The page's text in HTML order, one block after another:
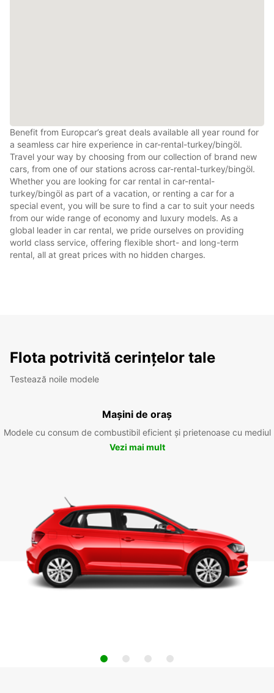
Benefit from Europcar’s great deals available all year round for
a seamless car hire experience in car-rental-turkey/bingöl.
Travel your way by choosing from our collection of brand new
cars, from one of our stations across car-rental-turkey/bingöl.
Whether you are looking for car rental in car-rental-
turkey/bingöl as part of a vacation, or renting a car for a
special event, you will be sure to find a car to suit your needs
from our wide range of economy and luxury models. As a
global leader in car rental, we pride ourselves on providing
world class service, offering flexible short- and long-term
rental, all at great prices with no hidden charges.
Flota potrivită cerințelor tale
Testează noile modele
Mașini de oraș
Modele cu consum de combustibil eficient și prietenoase cu mediul
Vezi mai mult